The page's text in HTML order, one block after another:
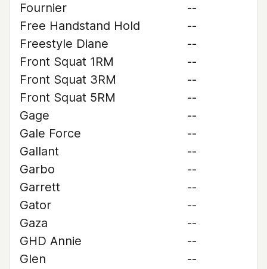
Fournier
--
Free Handstand Hold
--
Freestyle Diane
--
Front Squat 1RM
--
Front Squat 3RM
--
Front Squat 5RM
--
Gage
--
Gale Force
--
Gallant
--
Garbo
--
Garrett
--
Gator
--
Gaza
--
GHD Annie
--
Glen
--